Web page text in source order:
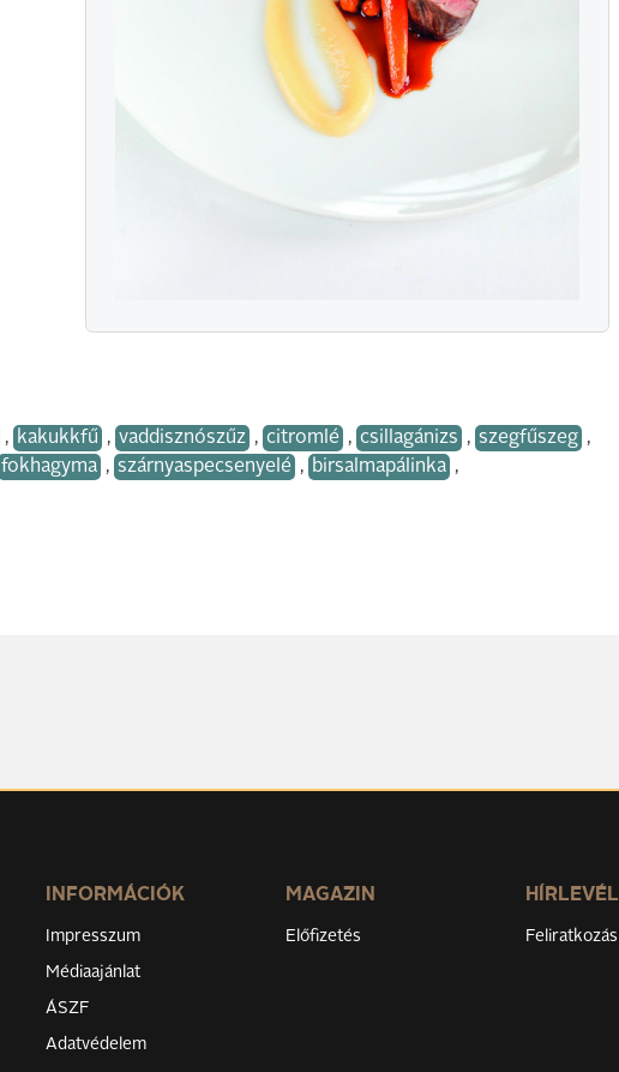
, kakukkfű , vaddisznószűz , citromlé , csillagánizs , szegfűszeg ,
fokhagyma , szárnyaspecsenyelé , birsalmapálinka ,
INFORMÁCIÓK
Impresszum
Médiaajánlat
ÁSZF
Adatvédelem
MAGAZIN
Előfizetés
HÍRLEVÉL
Feliratkozás